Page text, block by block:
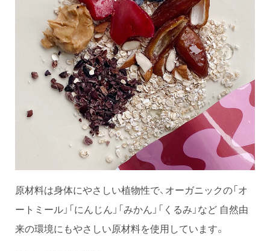
原材料は身体にやさしい植物性で、オーガニックの「オ
ートミール」「にんじん」「みかん」「くるみ」など 自然由
来の環境にもやさしい原材料を使用しています。